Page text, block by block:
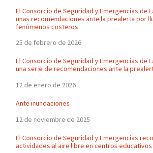
El Consorcio de Seguridad y Emergencias de
unas recomendaciones ante la prealerta por
fenómenos costeros
25 de febrero de 2026
El Consorcio de Seguridad y Emergencias de
una serie de recomendaciones ante la
12 de enero de 2026
Ante inundaciones
12 de noviembre de 2025
El Consorcio de Seguridad y Emergencias
actividades al aire libre en centros